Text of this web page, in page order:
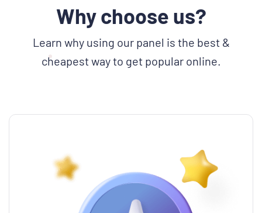
Why choose us?
Learn why using our panel is the best &
cheapest way to get popular online.